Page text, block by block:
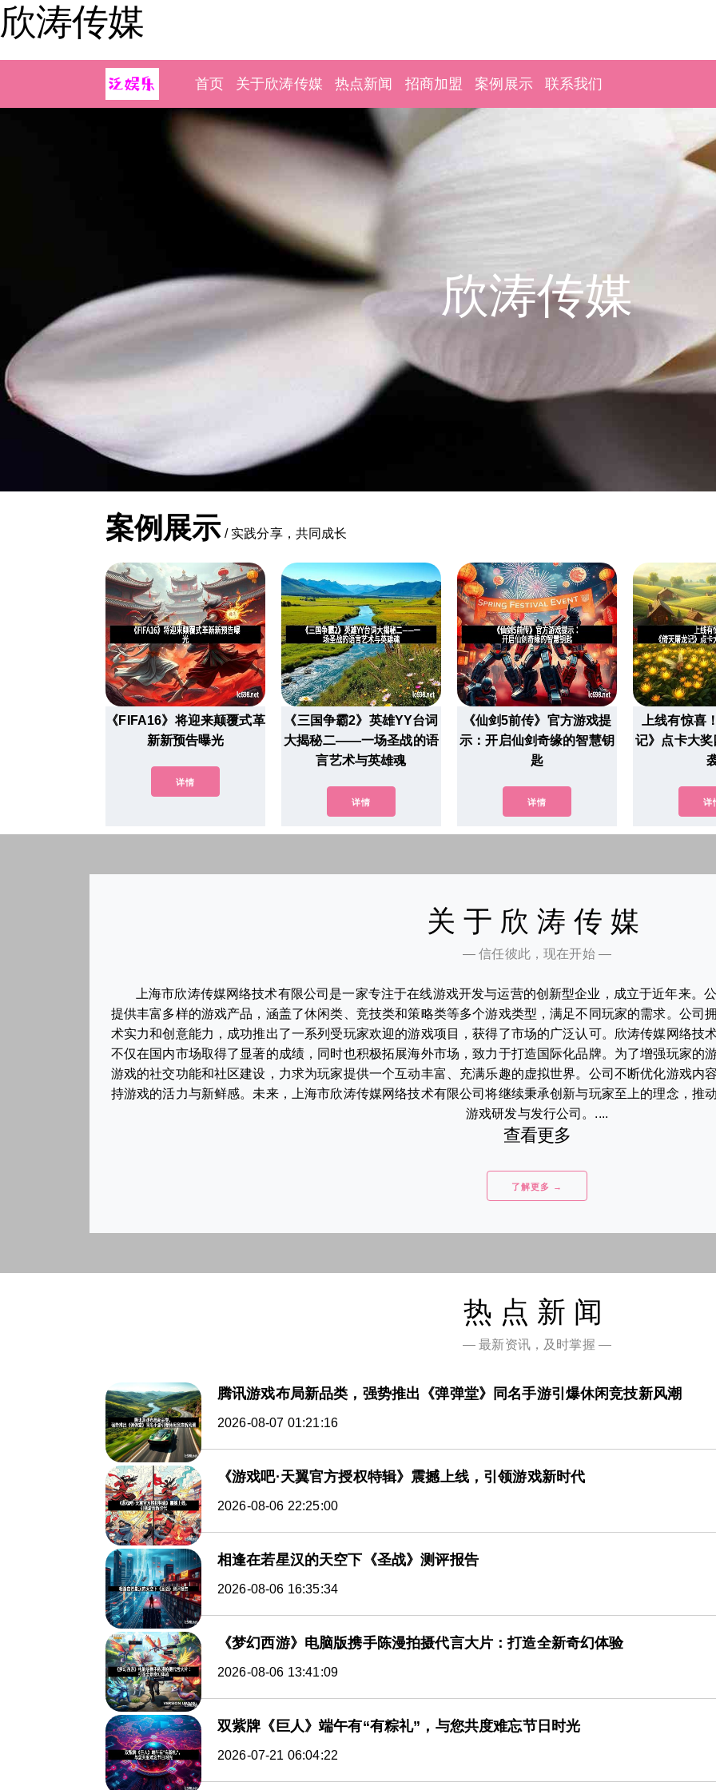
欣涛传媒
首页 关于欣涛传媒 热点新闻 招商加盟 案例展示 联系我们
欣涛传媒
案例展示 / 实践分享，共同成长
《FIFA16》将迎来颠覆式革
新新预告曝光
详情
《三国争霸2》英雄YY台词
大揭秘二——一场圣战的语
言艺术与英雄魂
详情
《仙剑5前传》官方游戏提
示：开启仙剑奇缘的智慧钥
匙
详情
上线有惊喜
记》点卡大
详
关于欣涛传媒
— 信任彼此，现在开始 —
上海市欣涛传媒网络技术有限公司是一家专注于在线游戏开发与运营的创新型企业，成立于近年来。
提供丰富多样的游戏产品，涵盖了休闲类、竞技类和策略类等多个游戏类型，满足不同玩家的需求。公司
术实力和创意能力，成功推出了一系列受玩家欢迎的游戏项目，获得了市场的广泛认可。欣涛传媒网络技
不仅在国内市场取得了显著的成绩，同时也积极拓展海外市场，致力于打造国际化品牌。为了增强玩家的
游戏的社交功能和社区建设，力求为玩家提供一个互动丰富、充满乐趣的虚拟世界。公司不断优化游戏内
持游戏的活力与新鲜感。未来，上海市欣涛传媒网络技术有限公司将继续秉承创新与玩家至上的理念，推
游戏研发与发行公司。....
查看更多
了解更多 →
热点新闻
— 最新资讯，及时掌握 —
腾讯游戏布局新品类，强势推出《弹弹堂》同名手游引爆休闲竞技新风潮
2026-08-07 01:21:16
《游戏吧·天翼官方授权特辑》震撼上线，引领游戏新时代
2026-08-06 22:25:00
相逢在若星汉的天空下《圣战》测评报告
2026-08-06 16:35:34
《梦幻西游》电脑版携手陈漫拍摄代言大片：打造全新奇幻体验
2026-08-06 13:41:09
双紫牌《巨人》端午有“有粽礼”，与您共度难忘节日时光
2026-07-21 06:04:22